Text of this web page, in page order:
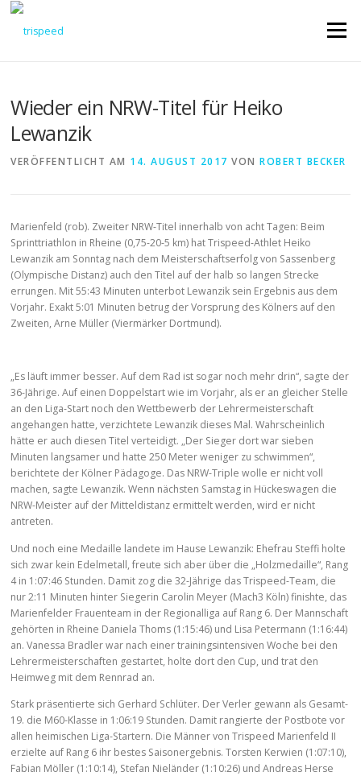
Direkt
Menü
Wieder ein NRW-Titel für Heiko
Lewanzik
VERÖFFENTLICHT AM 14. AUGUST 2017 VONROBERT BECKER
Marienfeld (rob). Zweiter NRW-Titel innerhalb von acht Tagen: Beim
Sprinttriathlon in Rheine (0,75-20-5 km) hat Trispeed-Athlet Heiko
Lewanzik am Sonntag nach dem Meisterschaftserfolg von Sassenberg
(Olympische Distanz) auch den Titel auf der halb so langen Strecke
errungen. Mit 55:43 Minuten unterbot Lewanzik sein Ergebnis aus dem
Vorjahr. Exakt 5:01 Minuten betrug der Vorsprung des Kölners auf den
Zweiten, Arne Müller (Viermärker Dortmund).
„Es läuft immer besser. Auf dem Rad ist sogar noch mehr drin“, sagte der
36-Jährige. Auf einen Doppelstart wie im Vorjahr, als er an gleicher Stelle
an den Liga-Start noch den Wettbewerb der Lehrermeisterschaft
angehangen hatte, verzichtete Lewanzik dieses Mal. Wahrscheinlich
hätte er auch diesen Titel verteidigt. „Der Sieger dort war sieben
Minuten langsamer und hatte 250 Meter weniger zu schwimmen“,
berichtete der Kölner Pädagoge. Das NRW-Triple wolle er nicht voll
machen, sagte Lewanzik. Wenn nächsten Samstag in Hückeswagen die
NRW-Meister auf der Mitteldistanz ermittelt werden, wird er nicht
antreten.
Und noch eine Medaille landete im Hause Lewanzik: Ehefrau Steffi holte
sich zwar kein Edelmetall, freute sich aber über die „Holzmedaille“, Rang
4 in 1:07:46 Stunden. Damit zog die 32-Jährige das Trispeed-Team, die
nur 2:11 Minuten hinter Siegerin Carolin Meyer (Mach3 Köln) finishte, das
Marienfelder Frauenteam in der Regionalliga auf Rang 6. Der Mannschaft
gehörten in Rheine Daniela Thoms (1:15:46) und Lisa Petermann (1:16:44)
an. Vanessa Bradler war nach einer trainingsintensiven Woche bei den
Lehrermeisterschaften gestartet, holte dort den Cup, und trat den
Heimweg mit dem Rennrad an.
Stark präsentierte sich Gerhard Schlüter. Der Verler gewann als Gesamt-
19. die M60-Klasse in 1:06:19 Stunden. Damit rangierte der Postbote vor
allen heimischen Liga-Startern. Die Männer von Trispeed Marienfeld II
erzielte auf Rang 6 ihr bestes Saisonergebnis. Torsten Kerwien (1:07:10),
Fabian Möller (1:10:14), Stefan Nieländer (1:10:26) und Andreas Herse